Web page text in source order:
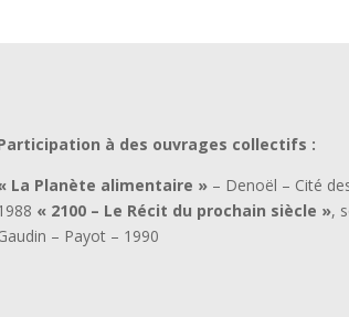
à des ouvrages collectifs :
La Planète alimentaire » – Denoël – Cité
« 2100 – Le Récit du prochain siècle »,
– Payot – 1990